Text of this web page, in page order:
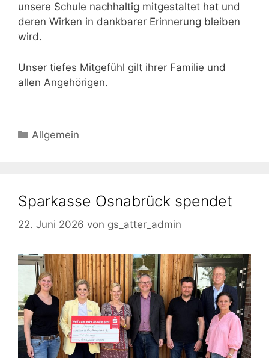
unsere Schule nachhaltig mitgestaltet hat und
deren Wirken in dankbarer Erinnerung bleiben
wird.
Unser tiefes Mitgefühl gilt ihrer Familie und
allen Angehörigen.
Kategorien
Allgemein
Sparkasse Osnabrück spendet
22. Juni 2026 von gs_atter_admin